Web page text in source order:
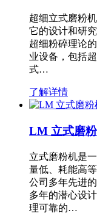
超细立式磨粉
它的设计和研
超细粉碎理论
业设备，包括
式…
了解详情
LM 立式磨
立式磨粉机是
量低、耗能高
公司多年先进
多年的潜心设
理可靠的…